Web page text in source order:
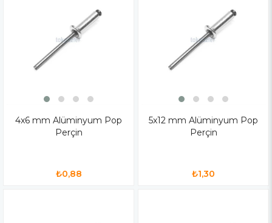
4x6 mm Alüminyum Pop
Perçin
₺0,88
5x12 mm Alüminyum Pop
Perçin
₺1,30